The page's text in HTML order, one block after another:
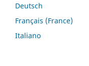
Deutsch
Français (France)
Italiano